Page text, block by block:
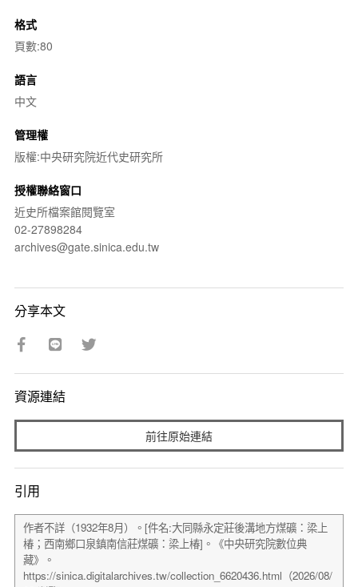
格式
頁數:80
語言
中文
管理權
版權:中央研究院近代史研究所
授權聯絡窗口
近史所檔案館閱覽室
02-27898284
archives@gate.sinica.edu.tw
分享本文
資源連結
前往原始連結
引用